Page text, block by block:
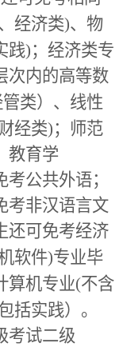
经济类)、物
践)；经济类专
次内的高等数
类）、线性
经类)；师范
教育学
公共外语；
考非汉语言文
还可免考经济
软件)专业毕
算机专业(不含
括实践）。
考试二级